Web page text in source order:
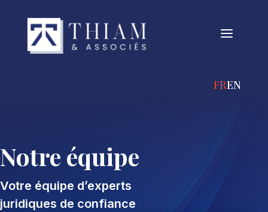
a
FRANÇAIS
Notre équipe
Votre équipe d’experts
juridiques de confiance